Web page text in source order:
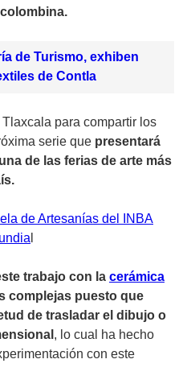
de Turismo, exhiben
de Contla
para compartir los
serie que presentará
de las ferias de arte más
de Artesanías del INBA
trabajo con la cerámica
complejas puesto que
de trasladar el dibujo o
, lo cual ha hecho
con este